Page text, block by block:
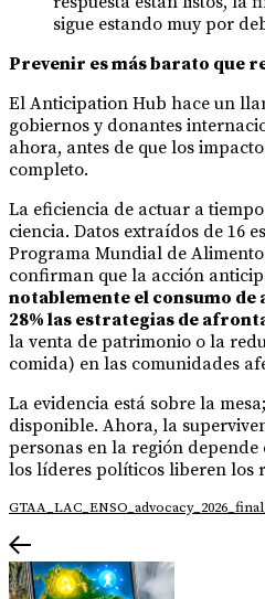
sigue estando muy por
Prevenir es más barato que
El Anticipation Hub hace un
gobiernos y donantes
ahora, antes de que los
completo.
La eficiencia de actuar a
ciencia. Datos extraídos de 16
Programa Mundial de
confirman que la acción
notablemente el consumo de
28% las estrategias de
la venta de patrimonio o la
comida) en las comunidades
La evidencia está sobre la
disponible. Ahora, la
personas en la región
los líderes políticos liberen los